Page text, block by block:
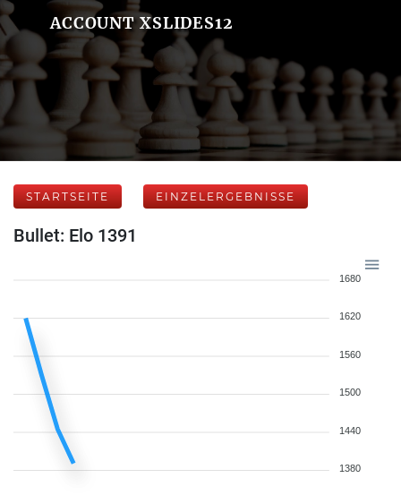
ACCOUNT XSLIDES12
STARTSEITE EINZELERGEBNISSE
Bullet: Elo 1391
1680
1620
1560
1500
1440
1380